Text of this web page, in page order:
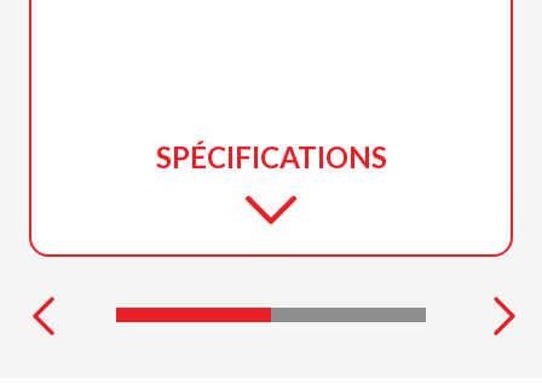
SPÉCIFICATIONS